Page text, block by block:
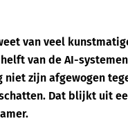
van veel
van de AI-
niet zijn afgewogen
Dat blijkt uit